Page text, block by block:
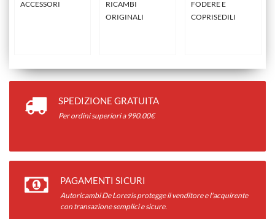
SPEDIZIONE GRATUITA
Per ordini superiori a 990.00€
PAGAMENTI SICURI
Autoricambi De Lorezis protegge il venditore e l'acquirente
con transazione semplici e sicure.